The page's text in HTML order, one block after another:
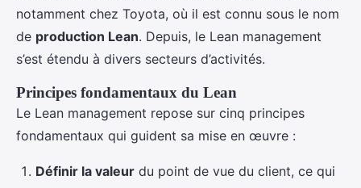
notamment chez Toyota, où il est connu sous le nom
de production Lean. Depuis, le Lean management
s’est étendu à divers secteurs d’activités.
Principes fondamentaux du Lean
Le Lean management repose sur cinq principes
fondamentaux qui guident sa mise en œuvre :
Définir la valeur du point de vue du client, ce qui